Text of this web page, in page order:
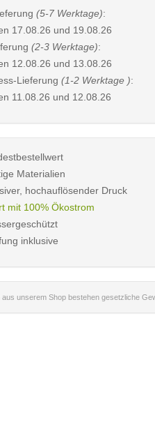
(5-7 Werktage):
17.08.26 und 19.08.26
(2-3 Werktage):
12.08.26 und 13.08.26
Lieferung (1-2 Werktage ):
11.08.26 und 12.08.26
Materialien
hochauflösender Druck
mit 100% Ökostrom
inklusive
aus unserem Shop bestehen gesetzliche